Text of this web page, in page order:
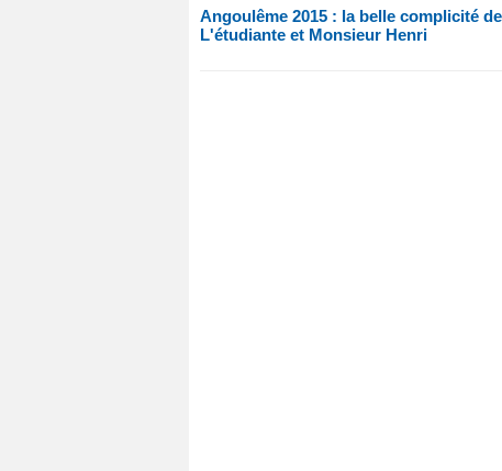
Angoulême 2015 : la belle complicité
L'étudiante et Monsieur Henri